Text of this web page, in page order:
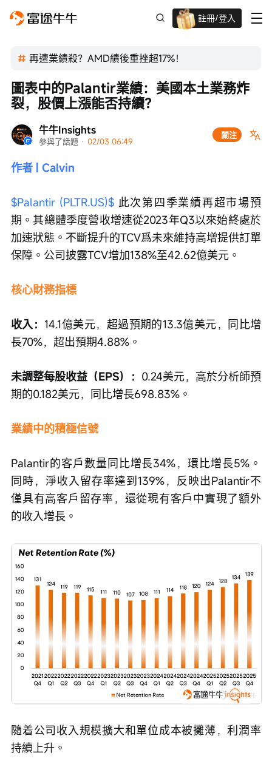
註冊/登入
再遭業績殺？AMD績後重挫超17%！
牛牛Insights
參與了話題 · 02/03 06:49
關注
圖表中的Palantir業績：美國本土業務炸
裂，股價上漲能否持續？
作者 | Calvin
$Palantir (PLTR.US)$ 此次第四季業績再超市場預
期。其總體季度營收增速從2023年Q3以來始終處於
加速狀態。不斷提升的TCV爲未來維持高增提供訂單
保障。公司披露TCV增加138%至42.62億美元。
核心財務指標
收入： 14.1億美元，超過預期的13.3億美元，同比增
長70%，超出預期4.88%。
未調整每股收益（EPS）： 0.24美元，高於分析師預
期的0.182美元，同比增長698.83%。
業績中的積極信號
Palantir的客戶數量同比增長34%，環比增長5%。
同時，淨收入留存率達到139%，反映出Palantir不
僅具有高客戶留存率，還從現有客戶中實現了額外
的收入增長。
隨着公司收入規模擴大和單位成本被攤薄，利潤率
持續上升。